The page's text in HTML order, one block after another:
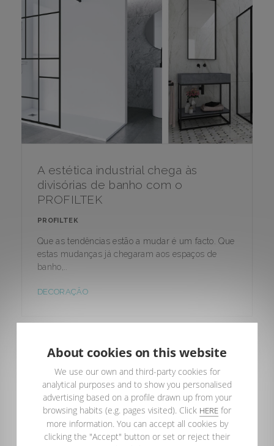
A estética industrial chega às
divisórias de banho com o
PROFILTEK
PROFILTEK
Que as tendências estão a mudar é um facto. Que
estas mudanças já chegaram aos espaços de
banho,..
DECORAÇÃO
About cookies on this website
We use our own and third-party cookies for
analytical purposes and to show you personalised
advertising based on a profile drawn up from your
browsing habits (e.g. pages visited). Click HERE for
more information. You can accept all cookies by
clicking the "Accept" button or set or reject their